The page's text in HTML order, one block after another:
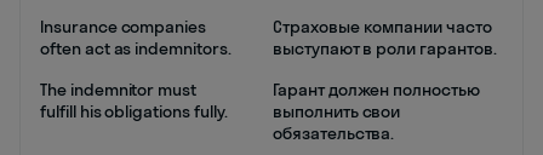
Insurance companies
often act as indemnitors.
Страховые компании часто
выступают в роли гарантов.
The indemnitor must
fulfill his obligations fully.
Гарант должен полностью
выполнить свои
обязательства.